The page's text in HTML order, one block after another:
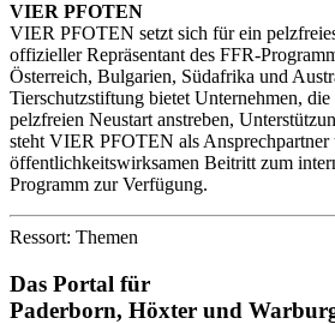
VIER PFOTEN
VIER PFOTEN setzt sich für ein
offizieller Repräsentant des FFR-
Österreich, Bulgarien, Südafrika und
Tierschutzstiftung bietet Unternehmen,
pelzfreien Neustart anstreben,
steht VIER PFOTEN als
öffentlichkeitswirksamen Beitritt zum
Programm zur Verfügung.
Ressort: Themen
Das Portal für
Paderborn, Höxter und